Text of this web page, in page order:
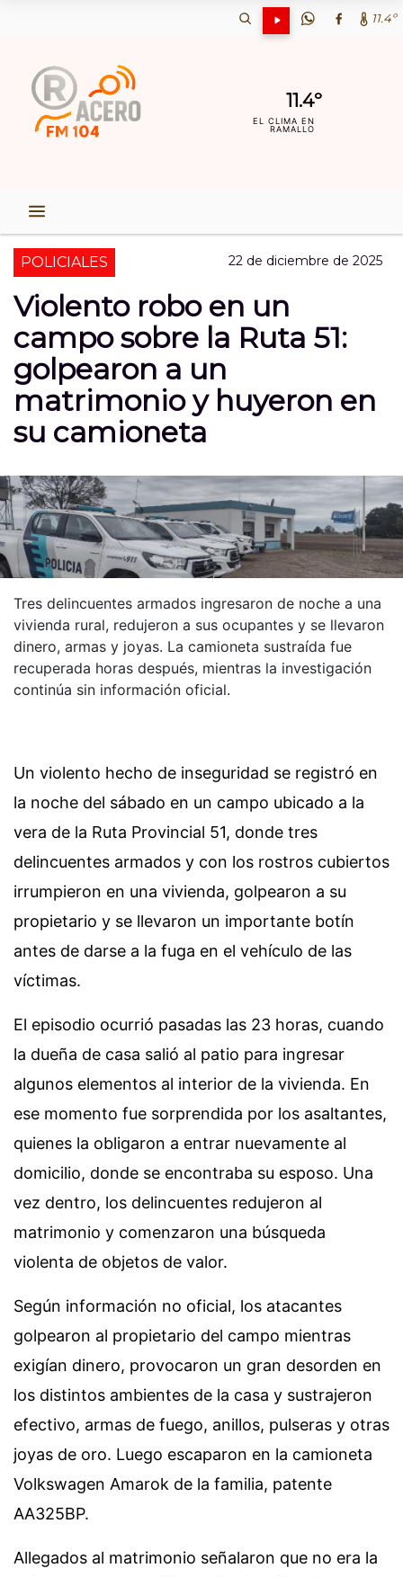
11.4º
11.4º
EL CLIMA EN
RAMALLO
POLICIALES 22 de diciembre de 2025
Violento robo en un
campo sobre la Ruta 51:
golpearon a un
matrimonio y huyeron en
su camioneta
Tres delincuentes armados ingresaron de noche a una
vivienda rural, redujeron a sus ocupantes y se llevaron
dinero, armas y joyas. La camioneta sustraída fue
recuperada horas después, mientras la investigación
continúa sin información oficial.
Un violento hecho de inseguridad se registró en
la noche del sábado en un campo ubicado a la
vera de la Ruta Provincial 51, donde tres
delincuentes armados y con los rostros cubiertos
irrumpieron en una vivienda, golpearon a su
propietario y se llevaron un importante botín
antes de darse a la fuga en el vehículo de las
víctimas.
El episodio ocurrió pasadas las 23 horas, cuando
la dueña de casa salió al patio para ingresar
algunos elementos al interior de la vivienda. En
ese momento fue sorprendida por los asaltantes,
quienes la obligaron a entrar nuevamente al
domicilio, donde se encontraba su esposo. Una
vez dentro, los delincuentes redujeron al
matrimonio y comenzaron una búsqueda
violenta de objetos de valor.
Según información no oficial, los atacantes
golpearon al propietario del campo mientras
exigían dinero, provocaron un gran desorden en
los distintos ambientes de la casa y sustrajeron
efectivo, armas de fuego, anillos, pulseras y otras
joyas de oro. Luego escaparon en la camioneta
Volkswagen Amarok de la familia, patente
AA325BP.
Allegados al matrimonio señalaron que no era la